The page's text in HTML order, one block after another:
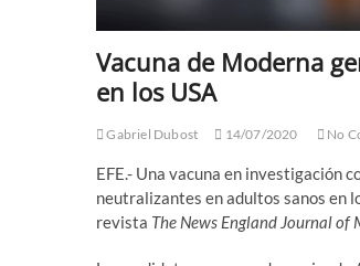
Vacuna de Moderna
en los USA
Gabriel Dubost 14/07/2020 No
EFE.- Una vacuna en investigación
neutralizantes en adultos sanos en
revista The News England Journal of